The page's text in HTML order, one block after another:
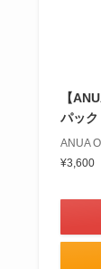
【
パック
ANUA
¥3,600